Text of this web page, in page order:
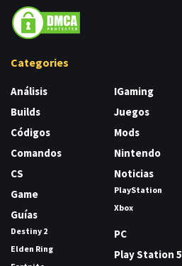
Categories
Análisis
Builds
Códigos
Comandos
CS
Game
Guías
Destiny 2
Elden Ring
IGaming
Juegos
Mods
Nintendo
Noticias
PlayStation
Xbox
PC
Play Station 5